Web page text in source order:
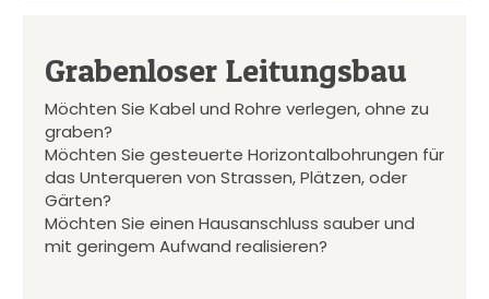
Grabenloser Leitungsbau
Möchten Sie Kabel und Rohre verlegen, ohne zu
graben?
Möchten Sie gesteuerte Horizontalbohrungen für
das Unterqueren von Strassen, Plätzen, oder
Gärten?
Möchten Sie einen Hausanschluss sauber und
mit geringem Aufwand realisieren?